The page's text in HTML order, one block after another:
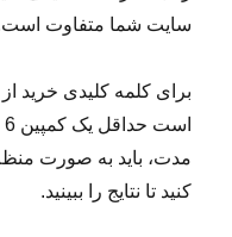
سایت شما متفاوت
برای کلمه کلیدی خرید از
مدت، باید به صورت
کنید تا نتایج را ببینید.